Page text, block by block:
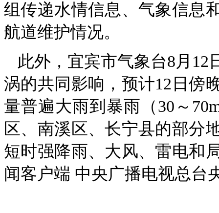
组传递水情信息、气象信息
航道维护情况。
此外，宜宾市气象台8月12
涡的共同影响，预计12日傍
量普遍大雨到暴雨（30～
区、南溪区、长宁县的部分
短时强降雨、大风、雷电和
闻客户端 中央广播电视总台